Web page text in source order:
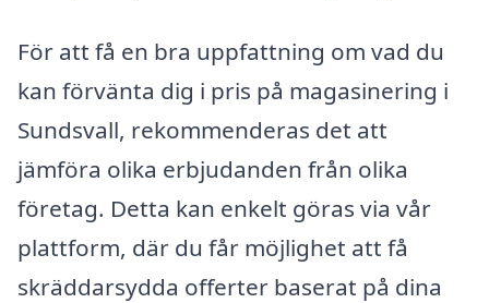
För att få en bra uppfattning om vad du
kan förvänta dig i pris på magasinering i
Sundsvall, rekommenderas det att
jämföra olika erbjudanden från olika
företag. Detta kan enkelt göras via vår
plattform, där du får möjlighet att få
skräddarsydda offerter baserat på dina